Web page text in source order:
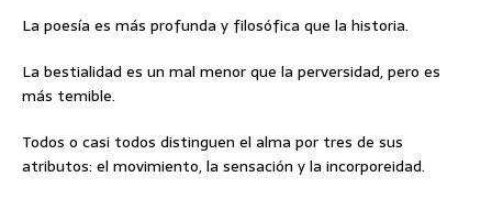
La poesía es más profunda y filosófica que la historia.
La bestialidad es un mal menor que la perversidad, pero es
más temible.
Todos o casi todos distinguen el alma por tres de sus
atributos: el movimiento, la sensación y la incorporeidad.